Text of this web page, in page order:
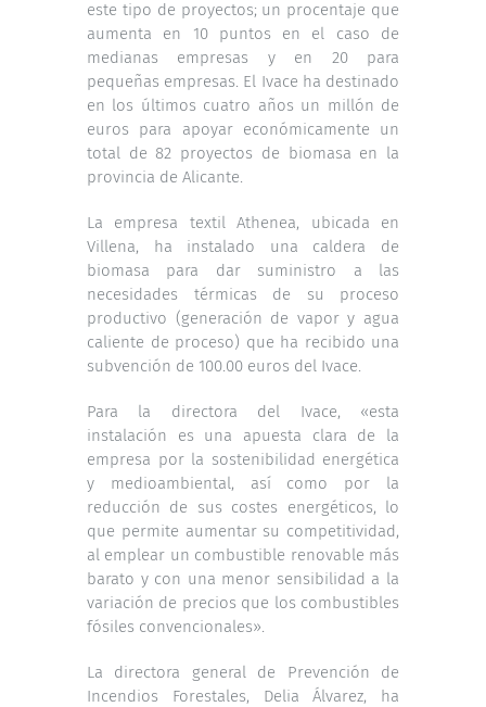
este tipo de proyectos; un procentaje que
aumenta en 10 puntos en el caso de
medianas empresas y en 20 para
pequeñas empresas. El Ivace ha destinado
en los últimos cuatro años un millón de
euros para apoyar económicamente un
total de 82 proyectos de biomasa en la
provincia de Alicante.
La empresa textil Athenea, ubicada en
Villena, ha instalado una caldera de
biomasa para dar suministro a las
necesidades térmicas de su proceso
productivo (generación de vapor y agua
caliente de proceso) que ha recibido una
subvención de 100.00 euros del Ivace.
Para la directora del Ivace, «esta
instalación es una apuesta clara de la
empresa por la sostenibilidad energética
y medioambiental, así como por la
reducción de sus costes energéticos, lo
que permite aumentar su competitividad,
al emplear un combustible renovable más
barato y con una menor sensibilidad a la
variación de precios que los combustibles
fósiles convencionales».
La directora general de Prevención de
Incendios Forestales, Delia Álvarez, ha